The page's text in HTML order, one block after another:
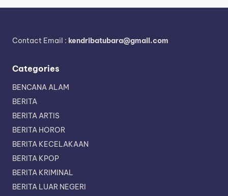
Contact Email : kendribatubara@gmail.com
Categories
BENCANA ALAM
BERITA
BERITA ARTIS
BERITA HOROR
BERITA KECELAKAAN
BERITA KPOP
BERITA KRIMINAL
BERITA LUAR NEGERI